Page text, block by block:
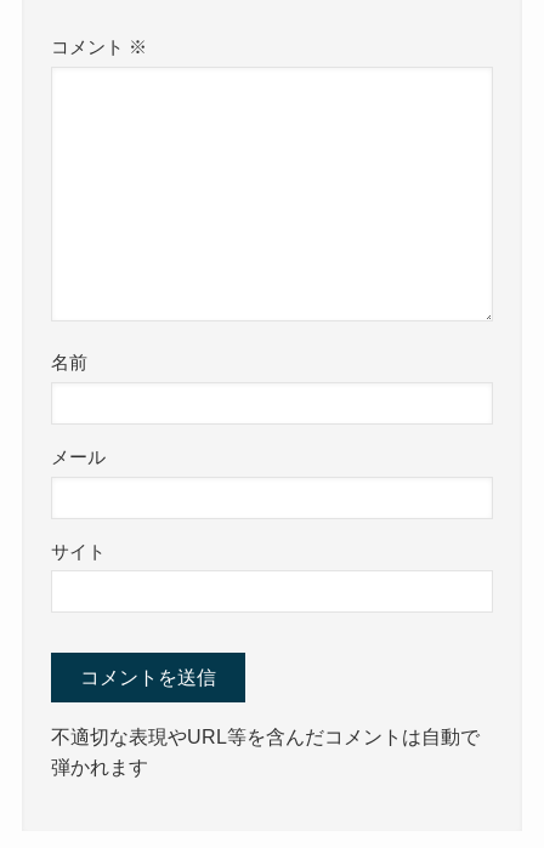
コメント ※
名前
メール
サイト
不適切な表現やURL等を含んだコメントは自動で
弾かれます